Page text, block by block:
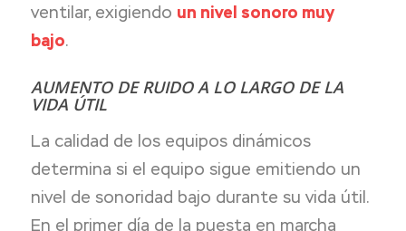
ventilar, exigiendo un nivel sonoro muy
bajo.
AUMENTO DE RUIDO A LO LARGO DE LA
VIDA ÚTIL
La calidad de los equipos dinámicos
determina si el equipo sigue emitiendo un
nivel de sonoridad bajo durante su vida útil.
En el primer día de la puesta en marcha